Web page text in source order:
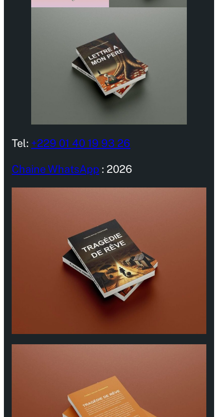
Tel: +229 01 40 19 93 26
Chaine WhatsApp : 2026